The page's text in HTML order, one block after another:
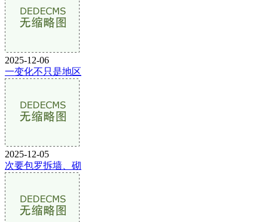
2025-12-06
一变化不只是地区
2025-12-05
次要包罗拆墙、砌